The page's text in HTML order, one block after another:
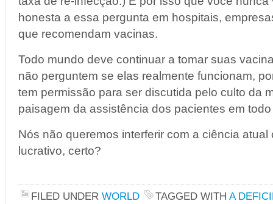
honesta a essa pergunta em hospitais,
que recomendam vacinas.
Todo mundo deve continuar a tomar suas
não perguntem se elas realmente funcionam,
tem permissão para ser discutida pelo culto da
paisagem da assistência dos pacientes em
Nós não queremos interferir com a ciência
lucrativo, certo?
FILED UNDER WORLD TAGGED WITH A